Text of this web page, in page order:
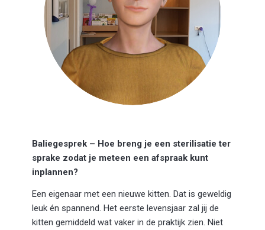
Baliegesprek – Hoe breng je een sterilisatie ter
sprake zodat je meteen een afspraak kunt
inplannen?
Een eigenaar met een nieuwe kitten. Dat is geweldig
leuk én spannend. Het eerste levensjaar zal jij de
kitten gemiddeld wat vaker in de praktijk zien. Niet